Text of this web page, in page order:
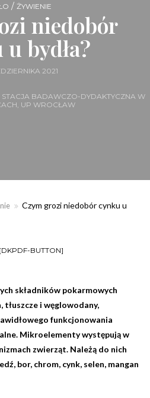
/ ŻYWIENIE
niedobór
bydła?
2021
BADAWCZO-DYDAKTYCZNA W
UP WROCŁAW
Czym grozi niedobór cynku u
[DKPDF-BUTTON]
składników pokarmowych
tłuszcze i węglowodany,
funkcjonowania
Mikroelementy występują w
zwierząt. Należą do nich
bor, chrom, cynk, selen, mangan